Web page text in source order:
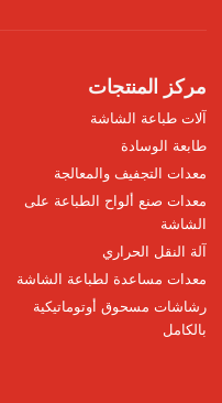
مركز المنتجات
آلات طباعة الشاشة
طابعة الوسادة
معدات التجفيف والمعالجة
معدات صنع ألواح الطباعة على
الشاشة
آلة النقل الحراري
معدات مساعدة لطباعة الشاشة
رشاشات مسحوق أوتوماتيكية
بالكامل